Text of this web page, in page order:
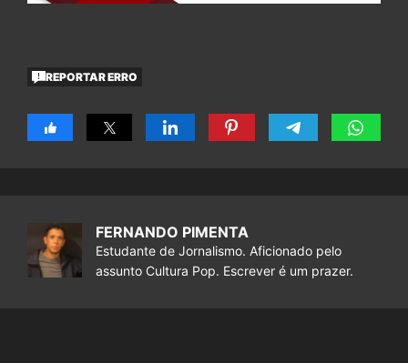
REPORTAR ERRO
FERNANDO PIMENTA
Estudante de Jornalismo. Aficionado pelo
assunto Cultura Pop. Escrever é um prazer.